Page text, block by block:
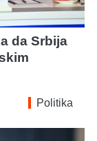
da Srbija
Politika